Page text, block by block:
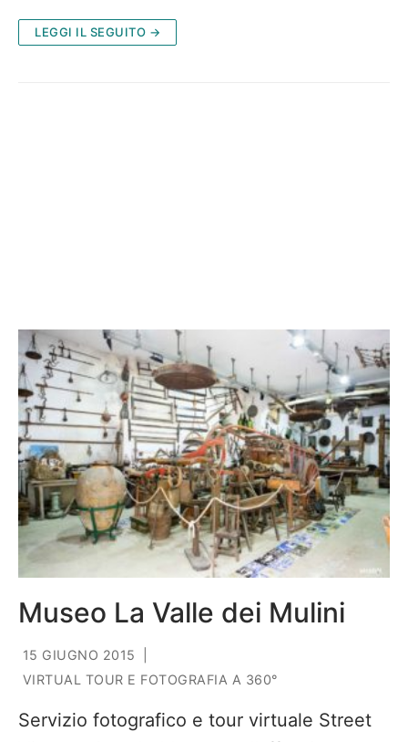
LEGGI IL SEGUITO →
Museo La Valle dei Mulini
15 GIUGNO 2015
VIRTUAL TOUR E FOTOGRAFIA A 360°
Servizio fotografico e tour virtuale Street